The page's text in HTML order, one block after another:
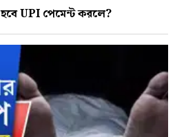
হবে UPI পেমেন্ট করলে?